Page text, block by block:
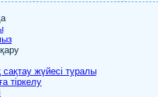
жүйесі туралы
тіркелу